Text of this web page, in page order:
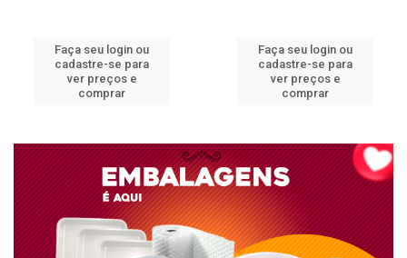
Faça seu login ou
cadastre-se para
ver preços e
comprar
Faça seu login ou
cadastre-se para
ver preços e
comprar